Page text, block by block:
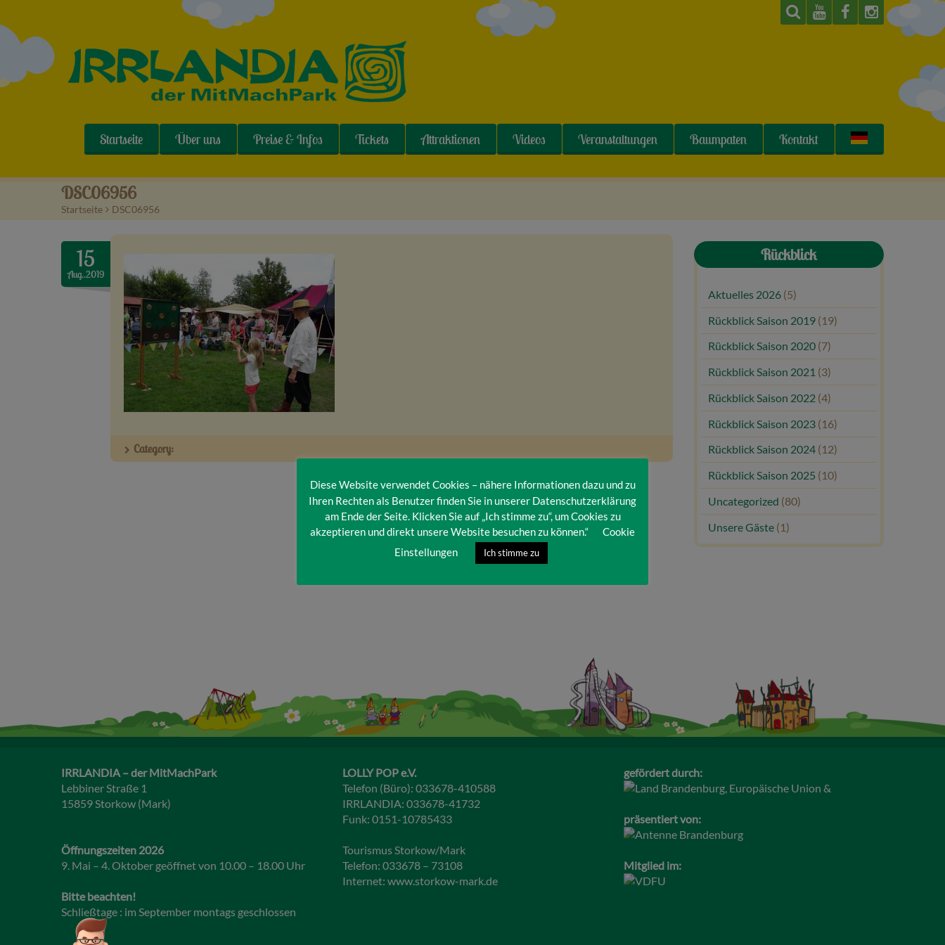
Startseite Über uns Preise & Infos Tickets Attraktionen Videos Veranstaltungen Baumpaten Kontakt
DSC06956
Startseite > DSC06956
15
Aug..2019
Category:
Rückblick
Aktuelles 2026 (5)
Rückblick Saison 2019 (19)
Rückblick Saison 2020 (7)
Rückblick Saison 2021 (3)
Rückblick Saison 2022 (4)
Rückblick Saison 2023 (16)
Rückblick Saison 2024 (12)
Rückblick Saison 2025 (10)
Uncategorized (80)
Unsere Gäste (1)
IRRLANDIA – der MitMachPark
Lebbiner Straße 1
15859 Storkow (Mark)
Öffnungszeiten 2026
9. Mai – 4. Oktober geöffnet von 10.00 – 18.00 Uhr
Bitte beachten!
Schließtage : im September montags geschlossen
LOLLY POP e.V.
Telefon (Büro): 033678-410588
IRRLANDIA: 033678-41732
Funk: 0151-10785433
Tourismus Storkow/Mark
Telefon: 033678 – 73108
Internet: www.storkow-mark.de
gefördert durch:
präsentiert von:
Mitglied im:
Diese Website verwendet Cookies – nähere Informationen dazu und zu
Ihren Rechten als Benutzer finden Sie in unserer Datenschutzerklärung
am Ende der Seite. Klicken Sie auf „Ich stimme zu“, um Cookies zu
akzeptieren und direkt unsere Website besuchen zu können.“
Cookie
Einstellungen
Ich stimme zu